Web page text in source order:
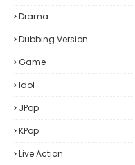
Drama
Dubbing Version
Game
Idol
JPop
KPop
Live Action